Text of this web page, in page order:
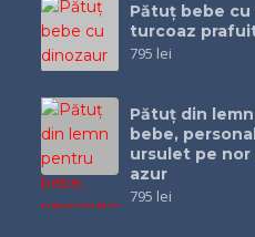
Pătuţ bebe
turcoaz
795 lei
Pătuţ din
bebe,
ursulet pe nor
azur
795 lei